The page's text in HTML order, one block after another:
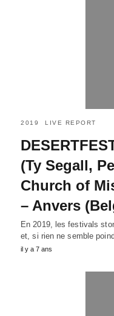
2019 LIVE REPORT
(Ty Segall,
Church of
– Anvers
En 2019, les festivals
et, si rien ne semble
il y a 7 ans